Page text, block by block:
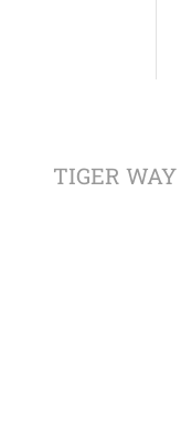
TIGER WAY